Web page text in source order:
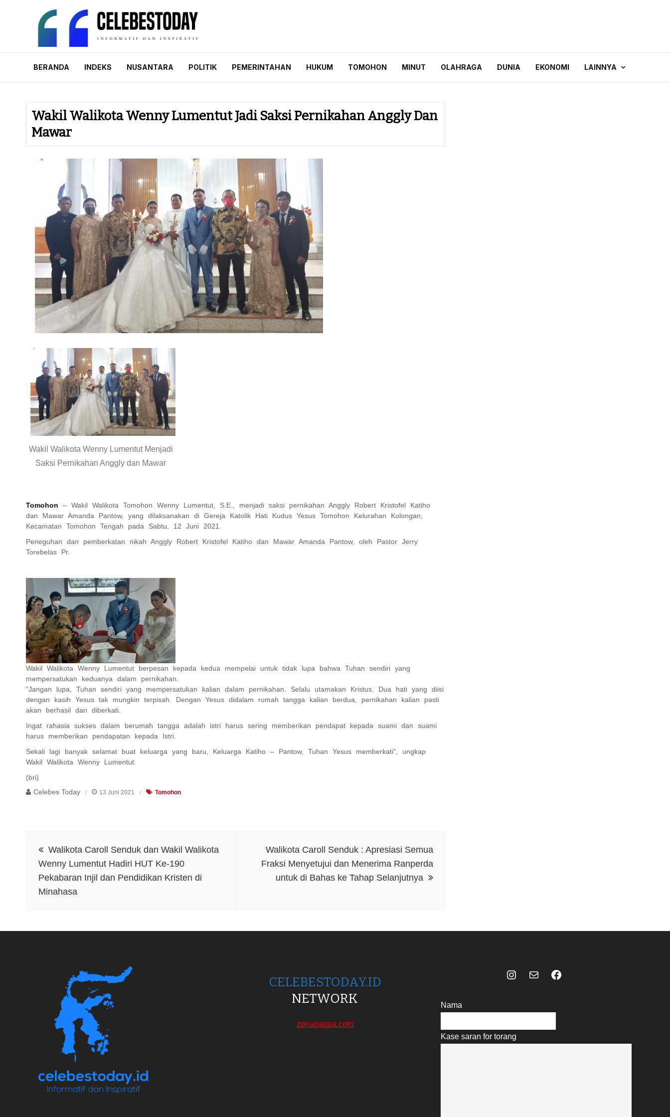
CELEBESTODAY.ID
BERANDA
INDEKS NUSANTARA POLITIK PEMERINTAHAN HUKUM TOMOHON MINUT OLAHRAGA DUNIA EKONOMI LAINNYA
Wakil Walikota Wenny Lumentut Jadi Saksi Pernikahan Anggly Dan
Mawar
Wakil Walikota Wenny Lumentut Menjadi
Saksi Pernikahan Anggly dan Mawar
Tomohon – Wakil Walikota Tomohon Wenny Lumentut, S.E., menjadi saksi pernikahan Anggly Robert Kristofel Katiho
dan Mawar Amanda Pantow, yang dilaksanakan di Gereja Katolik Hati Kudus Yesus Tomohon Kelurahan Kolongan,
Kecamatan Tomohon Tengah pada Sabtu, 12 Juni 2021.
Peneguhan dan pemberkatan nikah Anggly Robert Kristofel Katiho dan Mawar Amanda Pantow, oleh Pastor Jerry
Torebelas Pr.
Wakil Walikota Wenny Lumentut berpesan kepada kedua mempelai untuk tidak lupa bahwa Tuhan sendiri yang
mempersatukan keduanya dalam pernikahan.
“Jangan lupa, Tuhan sendiri yang mempersatukan kalian dalam pernikahan. Selalu utamakan Kristus. Dua hati yang diisi
dengan kasih Yesus tak mungkin terpisah. Dengan Yesus didalam rumah tangga kalian berdua, pernikahan kalian pasti
akan berhasil dan diberkati.
Ingat rahasia sukses dalam berumah tangga adalah istri harus sering memberikan pendapat kepada suami dan suami
harus memberikan pendapatan kepada Istri.
Sekali lagi banyak selamat buat keluarga yang baru, Keluarga Katiho – Pantow, Tuhan Yesus memberkati”, ungkap
Wakil Walikota Wenny Lumentut.
(bri)
Celebes Today
13 Juni 2021 Tomohon
Navigasi
pos
Walikota Caroll Senduk dan Wakil Walikota
Wenny Lumentut Hadiri HUT Ke-190
Pekabaran Injil dan Pendidikan Kristen di
Minahasa
Walikota Caroll Senduk : Apresiasi Semua
Fraksi Menyetujui dan Menerima Ranperda
untuk di Bahas ke Tahap Selanjutnya
CELEBESTODAY.ID
NETWORK
zonapapua.com
Instagram
Mail Celebes Today Social Media
Nama
Kase saran for torang